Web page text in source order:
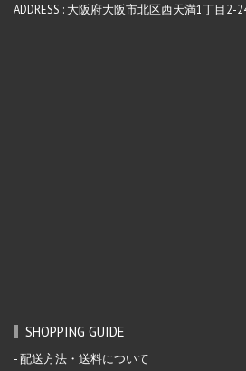
ADDRESS : 大阪府大阪市北区西天満1丁目2-24
SHOPPING GUIDE
配送方法・送料について